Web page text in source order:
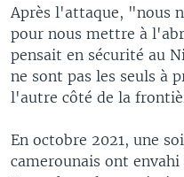
Après l'attaque, "nous
pour nous mettre à
pensait en sécurité au
ne sont pas les seuls à
l'autre côté de la
En octobre 2021, une
camerounais ont